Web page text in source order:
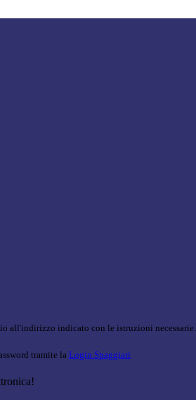
all'indirizzo indicato con le istruzioni necessarie.
tramite la Login Spaggiari